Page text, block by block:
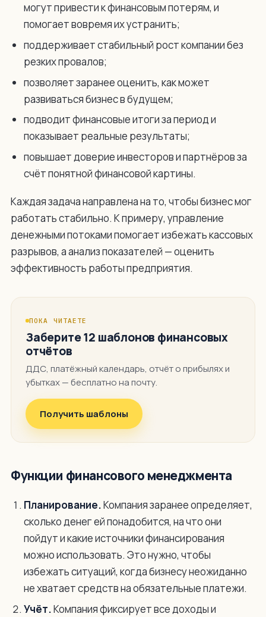
могут привести к финансовым потерям, и
помогает вовремя их устранить;
поддерживает стабильный рост компании без
резких провалов;
позволяет заранее оценить, как может
развиваться бизнес в будущем;
подводит финансовые итоги за период и
показывает реальные результаты;
повышает доверие инвесторов и партнёров за
счёт понятной финансовой картины.
Каждая задача направлена на то, чтобы бизнес мог
работать стабильно. К примеру, управление
денежными потоками помогает избежать кассовых
разрывов, а анализ показателей — оценить
эффективность работы предприятия.
ПОКА ЧИТАЕТЕ
Заберите 12 шаблонов финансовых
отчётов
ДДС, платёжный календарь, отчёт о прибылях и
убытках — бесплатно на почту.
Получить шаблоны
Функции финансового менеджмента
Планирование.Компания заранее определяет,
сколько денег ей понадобится, на что они
пойдут и какие источники финансирования
можно использовать. Это нужно, чтобы
избежать ситуаций, когда бизнесу неожиданно
не хватает средств на обязательные платежи.
Учёт.Компания фиксирует все доходы и